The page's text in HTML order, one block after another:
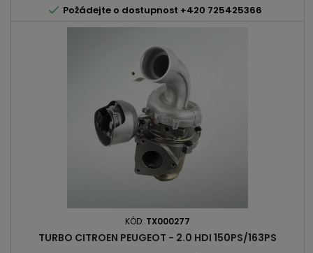
 Požádejte o dostupnost +420 725425366
KÓD: TX000277
TURBO CITROEN PEUGEOT - 2.0 HDI 150PS/163PS